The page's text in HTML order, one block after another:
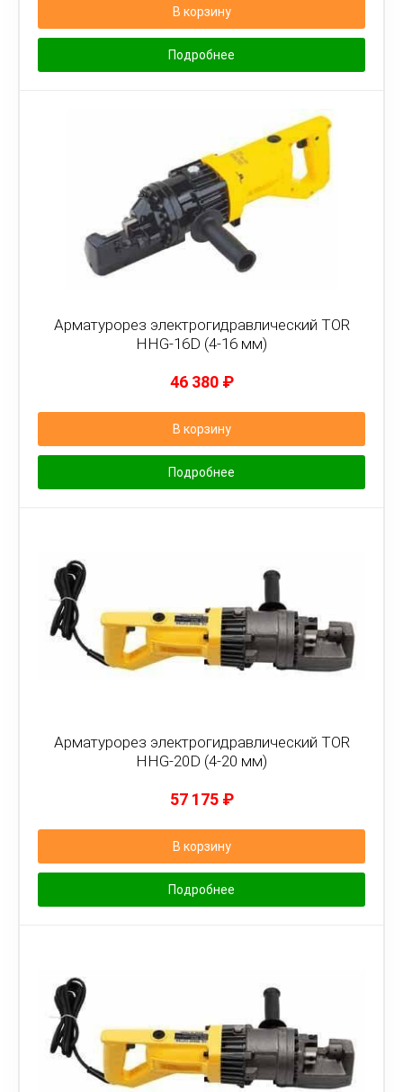
В корзину
Подробнее
Арматурорез электрогидравлический TOR
HHG-16D (4-16 мм)
46 380 ₽
В корзину
Подробнее
Арматурорез электрогидравлический TOR
HHG-20D (4-20 мм)
57 175 ₽
В корзину
Подробнее